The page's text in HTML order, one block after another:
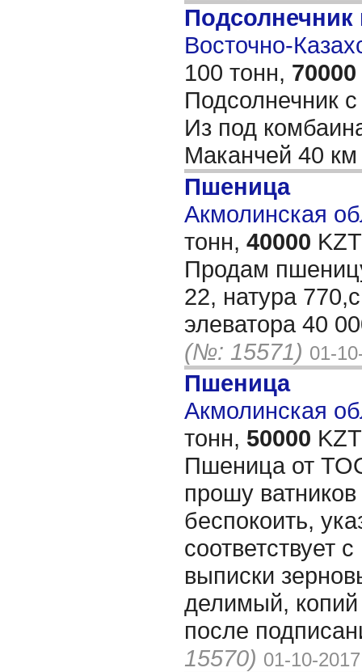
Восточно-
100 тонн, 70000
Подсолнечник
Из под
Маканчей 40
Пшеница
Акмолинская
тонн, 40000
Продам
22, натура
элеватора 40
(№: 15571) 01-
Пшеница
Акмолинская
тонн, 50000
Пшеница от
прошу
беспокоить,
соответствует
выписки
делимый,
после
15570) 01-10-2017